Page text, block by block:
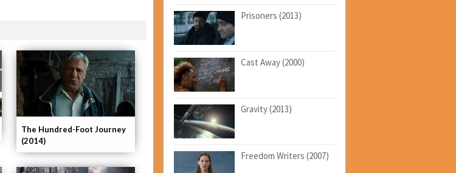
The Hundred-Foot Journey
(2014)
Prisoners (2013)
Cast Away (2000)
Gravity (2013)
Freedom Writers (2007)